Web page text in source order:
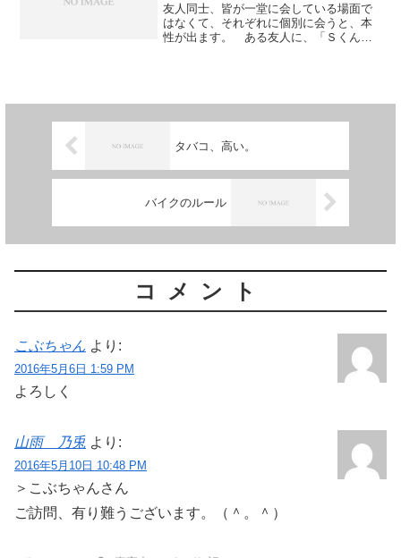
友人同士、皆が一堂に会している場面で
はなくて、それぞれに個別に会うと、本
性が出ます。 ある友人に、「Ｓくん、
タバコ、高い。
バイクのルール
コメント
こぶちゃん より:
2016年5月6日 1:59 PM
よろしく
山雨 乃兎 より:
2016年5月10日 10:48 PM
＞こぶちゃんさん
ご訪問、有り難うございます。（＾。＾）